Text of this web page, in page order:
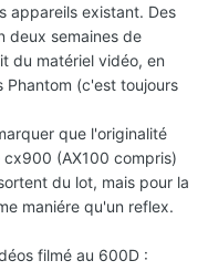
appareils existant. Des
deux semaines de
du matériel vidéo, en
Phantom (c'est toujours
que l'originalité
(AX100 compris)
du lot, mais pour la
maniére qu'un reflex.
filmé au 600D :